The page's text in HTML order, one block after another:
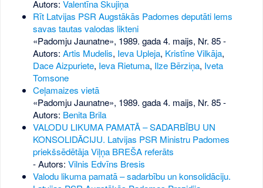
Autors: Valentīna Skujiņa
Rīt Latvijas PSR Augstākās Padomes deputāti lems
savas tautas valodas likteni
«Padomju Jaunatne», 1989. gada 4. maijs, Nr. 85-
Autors: Artis Mudelis, Ieva Upleja, Kristīne Vilkāja,
Dace Aizpuriete, Ieva Rietuma, Ilze Bērziņa, Iveta
Tomsone
Ceļamaizes vietā
«Padomju Jaunatne», 1989. gada 4. maijs, Nr. 85-
Autors: Benita Brila
VALODU LIKUMA PAMATĀ – SADARBĪBU UN
KONSOLIDĀCIJU. Latvijas PSR Ministru Padomes
priekšsēdētāja Viļņa BREŠA referāts
- Autors: Vilnis Edvīns Bresis
Valodu likuma pamatā – sadarbību un konsolidāciju.